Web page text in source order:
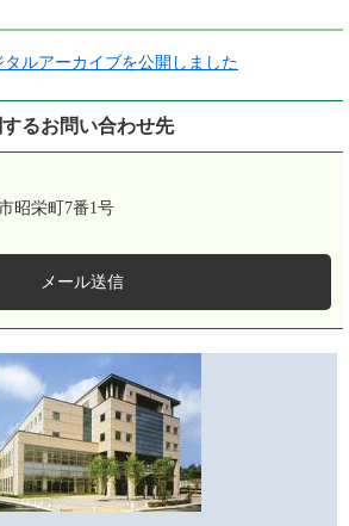
ルアーカイブを公開しました
るお問い合わせ先
昭栄町7番1号
メール送信